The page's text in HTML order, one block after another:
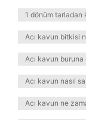
1 dönüm tarladan
Acı kavun bitkisi
Acı kavun buruna
Acı kavun nasıl
Acı kavun ne